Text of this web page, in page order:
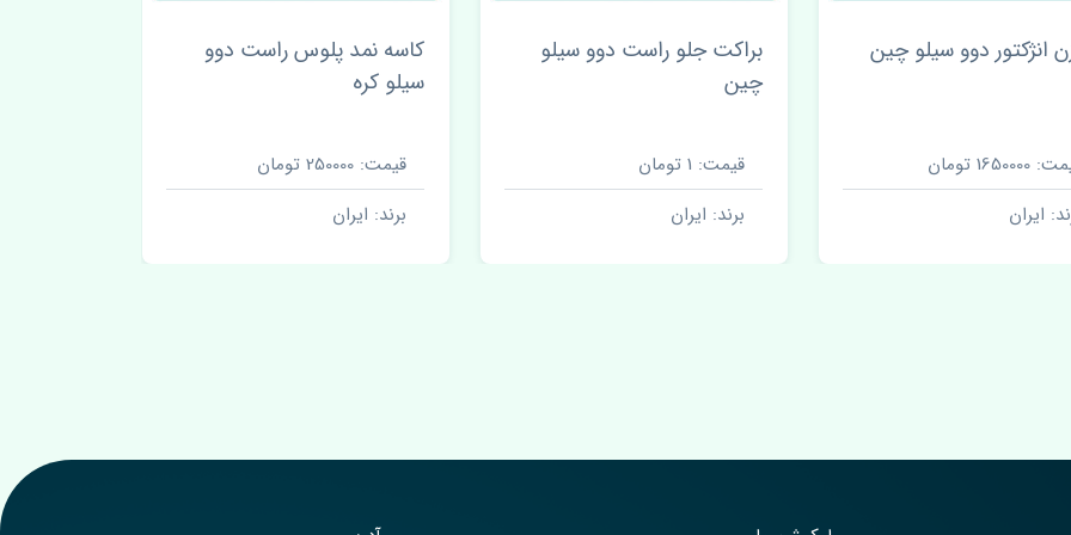
جلو راست دوو سیلو
1 تومان
ایران
کاسه نمد پلوس راست دوو
سیلو کره
قیمت: 250000 تومان
برند: ایران
دیاق سپر جلو دوو سیلو چین
قیمت: 1400000 تومان
برند: ایران